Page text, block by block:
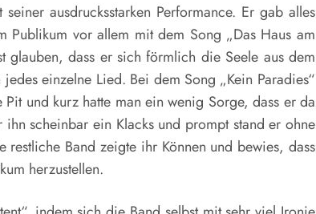
ausdrucksstarken Performance. Er gab alles
vor allem mit dem Song „Das Haus am
glauben, dass er sich förmlich die Seele aus dem
einzelne Lied. Bei dem Song „Kein Paradies“
und kurz hatte man ein wenig Sorge, dass er da
scheinbar ein Klacks und prompt stand er ohne
Band zeigte ihr Können und bewies, dass
herzustellen.